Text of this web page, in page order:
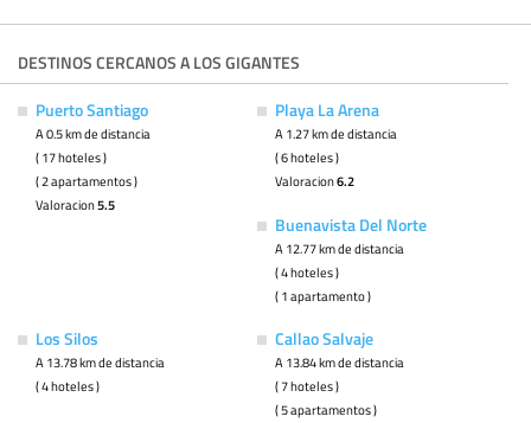
DESTINOS CERCANOS A LOS GIGANTES
Puerto Santiago
A 0.5 km de distancia
( 17 hoteles )
( 2 apartamentos )
Valoracion5.5
Playa La Arena
A 1.27 km de distancia
( 6 hoteles )
Valoracion6.2
Buenavista Del Norte
A 12.77 km de distancia
( 4 hoteles )
( 1 apartamento )
Los Silos
A 13.78 km de distancia
( 4 hoteles )
Callao Salvaje
A 13.84 km de distancia
( 7 hoteles )
( 5 apartamentos )